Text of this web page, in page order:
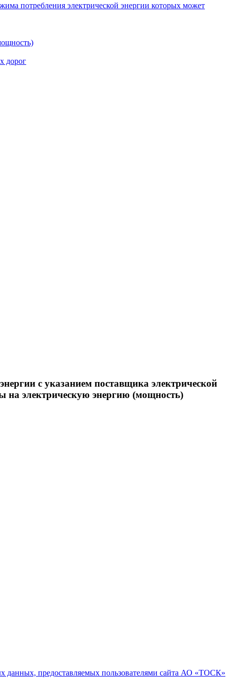
потребления электрической энергии которых может
дорог
с указанием поставщика электрической
на электрическую энергию (мощность)
данных, предоставляемых пользователями сайта АО «ТОСК»